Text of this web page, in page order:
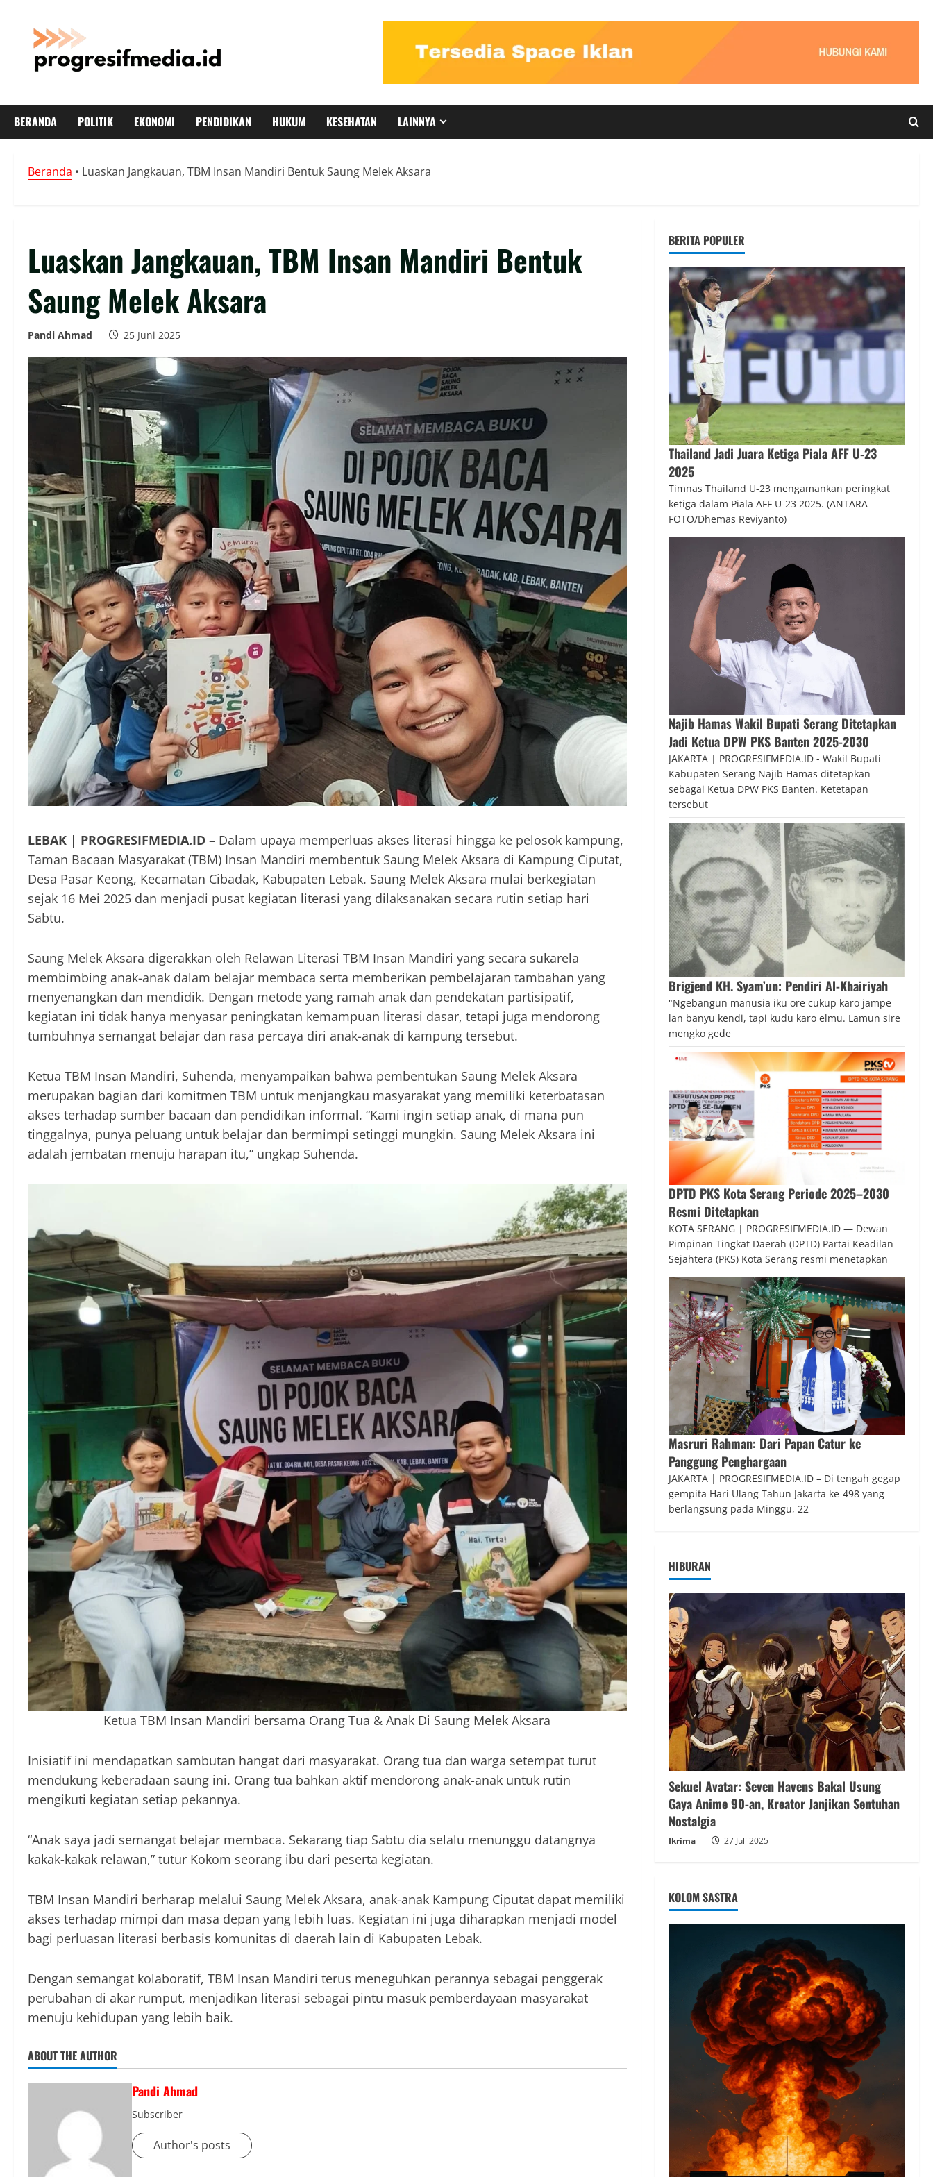
content
BERANDA POLITIK EKONOMI PENDIDIKAN HUKUM KESEHATAN LAINNYA
Beranda • Luaskan Jangkauan, TBM Insan Mandiri Bentuk Saung Melek Aksara
Luaskan Jangkauan, TBM Insan Mandiri Bentuk
Saung Melek Aksara
Pandi Ahmad 25 Juni 2025
LEBAK | PROGRESIFMEDIA.ID – Dalam upaya memperluas akses literasi hingga ke pelosok kampung,
Taman Bacaan Masyarakat (TBM) Insan Mandiri membentuk Saung Melek Aksara di Kampung Ciputat,
Desa Pasar Keong, Kecamatan Cibadak, Kabupaten Lebak. Saung Melek Aksara mulai berkegiatan
sejak 16 Mei 2025 dan menjadi pusat kegiatan literasi yang dilaksanakan secara rutin setiap hari
Sabtu.
Saung Melek Aksara digerakkan oleh Relawan Literasi TBM Insan Mandiri yang secara sukarela
membimbing anak-anak dalam belajar membaca serta memberikan pembelajaran tambahan yang
menyenangkan dan mendidik. Dengan metode yang ramah anak dan pendekatan partisipatif,
kegiatan ini tidak hanya menyasar peningkatan kemampuan literasi dasar, tetapi juga mendorong
tumbuhnya semangat belajar dan rasa percaya diri anak-anak di kampung tersebut.
Ketua TBM Insan Mandiri, Suhenda, menyampaikan bahwa pembentukan Saung Melek Aksara
merupakan bagian dari komitmen TBM untuk menjangkau masyarakat yang memiliki keterbatasan
akses terhadap sumber bacaan dan pendidikan informal. “Kami ingin setiap anak, di mana pun
tinggalnya, punya peluang untuk belajar dan bermimpi setinggi mungkin. Saung Melek Aksara ini
adalah jembatan menuju harapan itu,” ungkap Suhenda.
Ketua TBM Insan Mandiri bersama Orang Tua & Anak Di Saung Melek Aksara
Inisiatif ini mendapatkan sambutan hangat dari masyarakat. Orang tua dan warga setempat turut
mendukung keberadaan saung ini. Orang tua bahkan aktif mendorong anak-anak untuk rutin
mengikuti kegiatan setiap pekannya.
“Anak saya jadi semangat belajar membaca. Sekarang tiap Sabtu dia selalu menunggu datangnya
kakak-kakak relawan,” tutur Kokom seorang ibu dari peserta kegiatan.
TBM Insan Mandiri berharap melalui Saung Melek Aksara, anak-anak Kampung Ciputat dapat memiliki
akses terhadap mimpi dan masa depan yang lebih luas. Kegiatan ini juga diharapkan menjadi model
bagi perluasan literasi berbasis komunitas di daerah lain di Kabupaten Lebak.
Dengan semangat kolaboratif, TBM Insan Mandiri terus meneguhkan perannya sebagai penggerak
perubahan di akar rumput, menjadikan literasi sebagai pintu masuk pemberdayaan masyarakat
menuju kehidupan yang lebih baik.
ABOUT THE AUTHOR
Pandi Ahmad
Subscriber
Author's posts
BERITA POPULER
Thailand Jadi Juara Ketiga Piala AFF U‑23
2025
Timnas Thailand U-23 mengamankan peringkat
ketiga dalam Piala AFF U-23 2025. (ANTARA
FOTO/Dhemas Reviyanto)
Najib Hamas Wakil Bupati Serang Ditetapkan
Jadi Ketua DPW PKS Banten 2025-2030
JAKARTA | PROGRESIFMEDIA.ID - Wakil Bupati
Kabupaten Serang Najib Hamas ditetapkan
sebagai Ketua DPW PKS Banten. Ketetapan
tersebut
Brigjend KH. Syam’un: Pendiri Al-Khairiyah
"Ngebangun manusia iku ore cukup karo jampe
lan banyu kendi, tapi kudu karo elmu. Lamun sire
mengko gede
DPTD PKS Kota Serang Periode 2025–2030
Resmi Ditetapkan
KOTA SERANG | PROGRESIFMEDIA.ID — Dewan
Pimpinan Tingkat Daerah (DPTD) Partai Keadilan
Sejahtera (PKS) Kota Serang resmi menetapkan
Masruri Rahman: Dari Papan Catur ke
Panggung Penghargaan
JAKARTA | PROGRESIFMEDIA.ID – Di tengah gegap
gempita Hari Ulang Tahun Jakarta ke-498 yang
berlangsung pada Minggu, 22
HIBURAN
Sekuel Avatar: Seven Havens Bakal Usung
Gaya Anime 90-an, Kreator Janjikan Sentuhan
Nostalgia
Ikrima 27 Juli 2025
KOLOM SASTRA